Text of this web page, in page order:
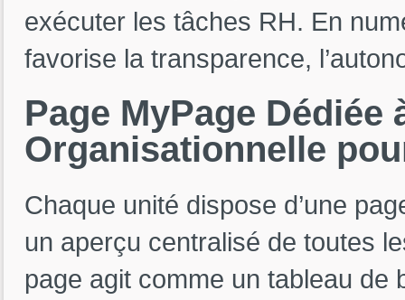
exécuter les tâches RH. En
favorise la transparence,
Page MyPage Dédiée
Organisationnelle
Chaque unité dispose d’une
un aperçu centralisé de toutes
page agit comme un tableau